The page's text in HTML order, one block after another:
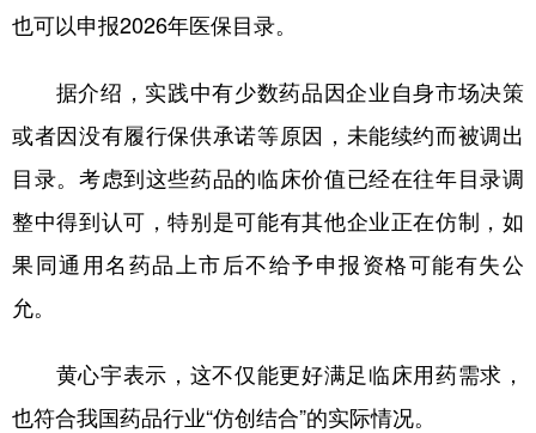
也可以申报2026年医保目录。
据介绍，实践中有少数药品因企业自身市场决策
或者因没有履行保供承诺等原因，未能续约而被调出
目录。考虑到这些药品的临床价值已经在往年目录调
整中得到认可，特别是可能有其他企业正在仿制，如
果同通用名药品上市后不给予申报资格可能有失公
允。
黄心宇表示，这不仅能更好满足临床用药需求，
也符合我国药品行业“仿创结合”的实际情况。